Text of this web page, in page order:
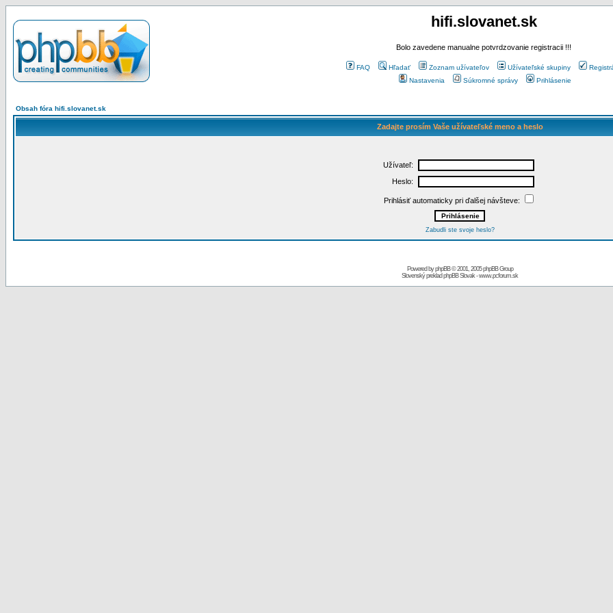
hifi.slovanet.sk
Bolo zavedene manualne potvrdzovanie registracii !!!
FAQ Hľadať Zoznam užívateľov Užívateľské skupiny
Nastavenia
Súkromné správy Prihlásenie
Obsah fóra hifi.slovanet.sk
Zadajte prosím Vaše užívateľské meno a heslo
Užívateľ:
Heslo:
Prihlásiť automaticky pri ďalšej návšteve:
Zabudli ste svoje heslo?
Powered byphpBB© 2001, 2005 phpBB Group
Slovenský preklad phpBB Slovak-www.pcforum.sk